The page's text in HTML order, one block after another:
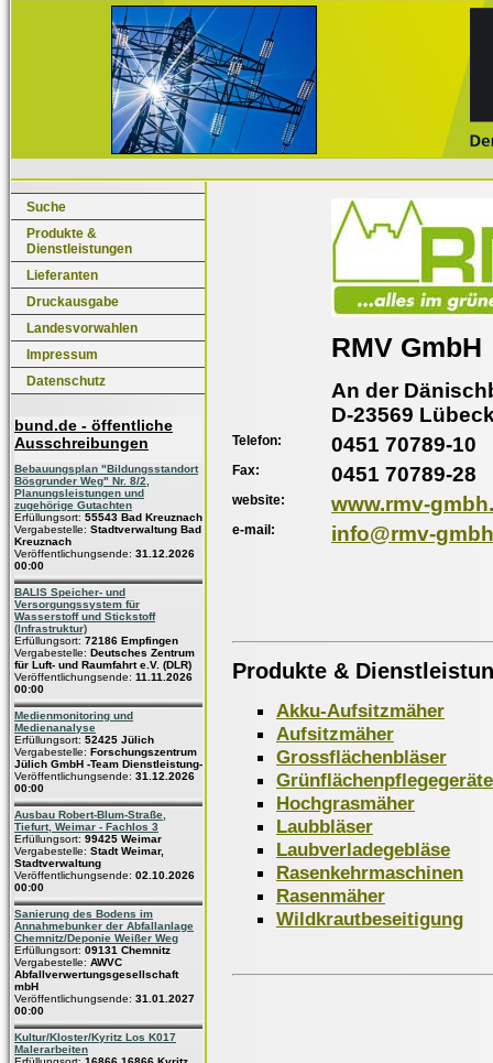
Suche
Produkte &
Dienstleistungen
Lieferanten
Druckausgabe
Landesvorwahlen
Impressum
Datenschutz
bund.de - öffentliche
Ausschreibungen
Bebauungsplan "Bildungsstandort
Bösgrunder Weg" Nr. 8/2,
Planungsleistungen und
zugehörige Gutachten
Erfüllungsort: 55543 Bad Kreuznach
Vergabestelle: Stadtverwaltung Bad
Kreuznach
Veröffentlichungsende: 31.12.2026
00:00
BALIS Speicher- und
Versorgungssystem für
Wasserstoff und Stickstoff
(Infrastruktur)
Erfüllungsort: 72186 Empfingen
Vergabestelle: Deutsches Zentrum
für Luft- und Raumfahrt e.V. (DLR)
Veröffentlichungsende: 11.11.2026
00:00
Medienmonitoring und
Medienanalyse
Erfüllungsort: 52425 Jülich
Vergabestelle: Forschungszentrum
Jülich GmbH -Team Dienstleistung-
Veröffentlichungsende: 31.12.2026
00:00
Ausbau Robert-Blum-Straße,
Tiefurt, Weimar - Fachlos 3
Erfüllungsort: 99425 Weimar
Vergabestelle: Stadt Weimar,
Stadtverwaltung
Veröffentlichungsende: 02.10.2026
00:00
Sanierung des Bodens im
Annahmebunker der Abfallanlage
Chemnitz/Deponie Weißer Weg
Erfüllungsort: 09131 Chemnitz
Vergabestelle: AWVC
Abfallverwertungsgesellschaft
mbH
Veröffentlichungsende: 31.01.2027
00:00
Kultur/Kloster/Kyritz Los K017
Malerarbeiten
RMV GmbH
An der
D-23569
Telefon: 0451 70789-10
Fax: 0451 70789-28
website: www.rmv-
e-mail: info@rmv-
Produkte &
Akku-Aufsitzmäher
Aufsitzmäher
Grossflächenbläser
Grünflächenpflegegeräte
Hochgrasmäher
Laubbläser
Laubverladegebläse
Rasenkehrmaschinen
Rasenmäher
Wildkrautbeseitigung